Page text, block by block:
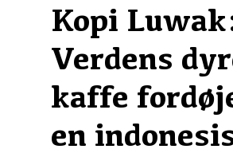
Kopi
Verdens
kaffe
en